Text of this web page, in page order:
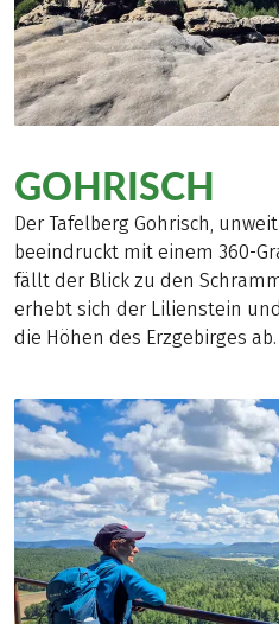
GOHRISCH
Der Tafelberg Gohrisch,
beeindruckt mit einem 360-
fällt der Blick zu den
erhebt sich der Lilienstein
die Höhen des Erzgebirges ab.